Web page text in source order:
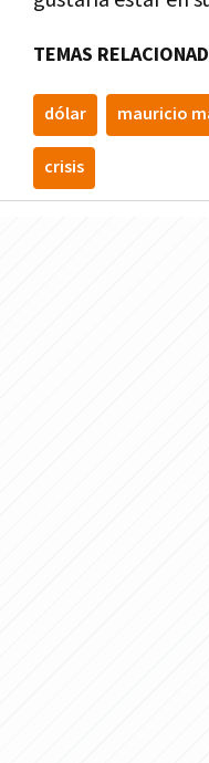
TEMAS
dólar mauricio
crisis